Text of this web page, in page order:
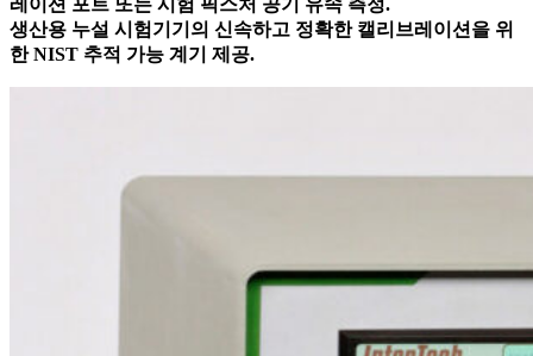
생산용 누설 시험기기의 신속하고 정확한 캘리브레이션을 위
한 NIST 추적 가능 계기 제공.